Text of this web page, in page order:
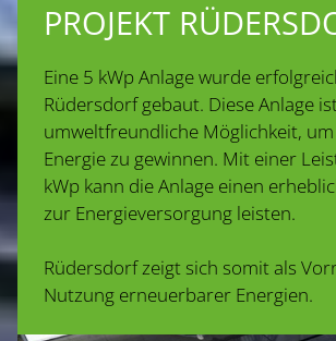
PROJEKT
Eine 5 kWp Anlage wurde
Rüdersdorf gebaut. Diese Anlage
umweltfreundliche Möglichkeit,
Energie zu gewinnen. Mit einer
kWp kann die Anlage einen
zur Energieversorgung leisten.
Rüdersdorf zeigt sich somit als
Nutzung erneuerbarer Energien.